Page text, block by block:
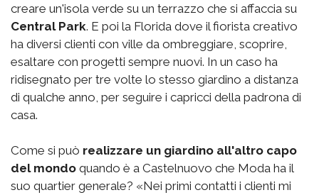
creare un'isola verde su un terrazzo che si affaccia su
Central Park. E poi la Florida dove il fiorista creativo
ha diversi clienti con ville da ombreggiare, scoprire,
esaltare con progetti sempre nuovi. In un caso ha
ridisegnato per tre volte lo stesso giardino a distanza
di qualche anno, per seguire i capricci della padrona di
casa.
Come si può realizzare un giardino all'altro capo
del mondo quando è a Castelnuovo che Moda ha il
suo quartier generale? «Nei primi contatti i clienti mi